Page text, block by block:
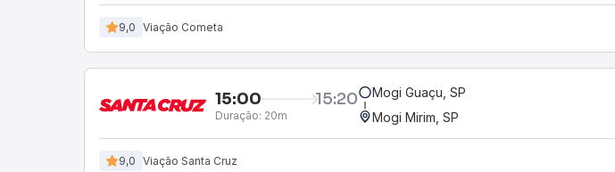
9,0 Viação Cometa
15:00 15:20
Duração: 20m
Mogi Guaçu, SP
Mogi Mirim, SP
9,0 Viação Santa Cruz